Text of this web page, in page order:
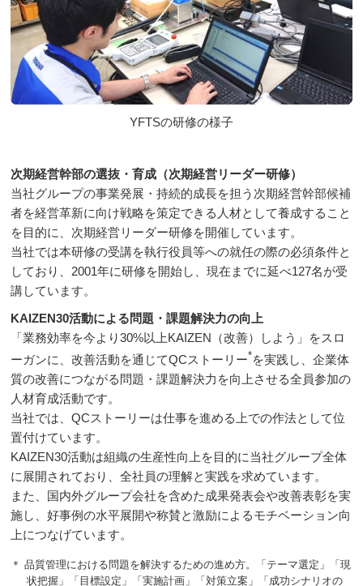
YFTSの研修の様子
次期経営幹部の選抜・育成（次期経営リーダー研修）
当社グループの事業発展・持続的成長を担う次期経営幹部候補
者を経営革新に向け戦略を策定できる人材として養成すること
を目的に、次期経営リーダー研修を開催しています。
当社では本研修の受講を執行役員等への就任の際の必須条件と
しており、2001年に研修を開始し、現在までに延べ127名が受
講しています。
KAIZEN30活動による問題・課題解決力の向上
「業務効率を今より30%以上KAIZEN（改善）しよう」をスロ
ーガンに、改善活動を通じてQCストーリー*を実践し、企業体
質の改善につながる問題・課題解決力を向上させる全員参加の
人材育成活動です。
当社では、QCストーリーは仕事を進める上での作法として位
置付けています。
KAIZEN30活動は組織の生産性向上を目的に当社グループ全体
に展開されており、全社員の理解と実践を求めています。
また、国内外グループ会社を含めた成果発表会や改善表彰を実
施し、好事例の水平展開や称賛と激励によるモチベーション向
上につなげています。
＊ 品質管理における問題を解決するための進め方。「テーマ選定」「現
状把握」「目標設定」「実施計画」「対策立案」「成功シナリオの